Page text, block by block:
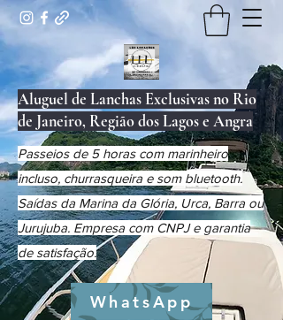
Aluguel de Lanchas Exclusivas no Rio
de Janeiro, Região dos Lagos e Angra
Passeios de 5 horas com marinheiro
incluso, churrasqueira e som bluetooth.
Saídas da Marina da Glória, Urca, Barra ou
Jurujuba. Empresa com CNPJ e garantia
de satisfação.
WhatsApp